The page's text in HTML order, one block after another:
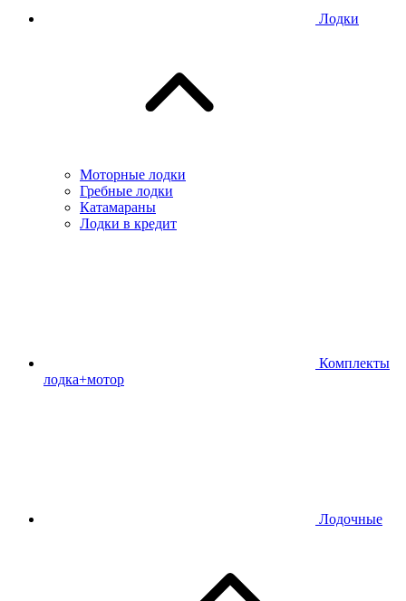
Лодки
Моторные лодки
Гребные лодки
Катамараны
Лодки в кредит
Комплекты
лодка+мотор
Лодочные